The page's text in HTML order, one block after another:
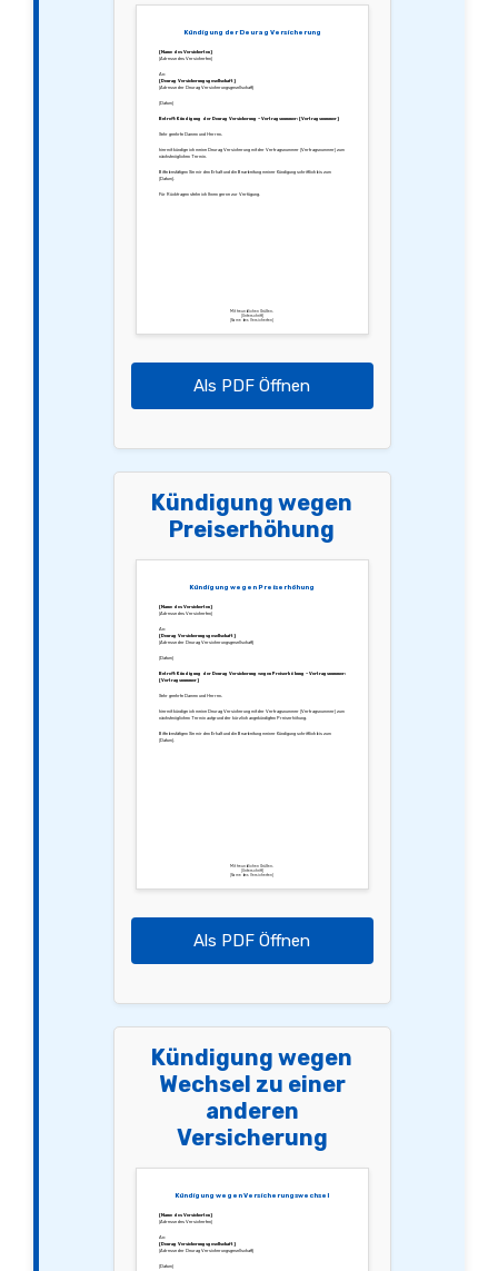
Kündigung der Deurag Versicherung
[Name des Versicherten]
[Adresse des Versicherten]
An:
[Deurag Versicherungsgesellschaft]
[Adresse der Deurag Versicherungsgesellschaft]
[Datum]
Betreff: Kündigung der Deurag Versicherung – Vertragsnummer: [Vertragsnummer]
Sehr geehrte Damen und Herren,
hiermit kündige ich meine Deurag Versicherung mit der Vertragsnummer [Vertragsnummer] zum
nächstmöglichen Termin.
Bitte bestätigen Sie mir den Erhalt und die Bearbeitung meiner Kündigung schriftlich bis zum
[Datum].
Für Rückfragen stehe ich Ihnen gerne zur Verfügung.
Mit freundlichen Grüßen,
[Unterschrift]
[Name des Versicherten]
Als PDF Öffnen
Kündigung wegen
Preiserhöhung
Kündigung wegen Preiserhöhung
[Name des Versicherten]
[Adresse des Versicherten]
An:
[Deurag Versicherungsgesellschaft]
[Adresse der Deurag Versicherungsgesellschaft]
[Datum]
Betreff: Kündigung der Deurag Versicherung wegen Preiserhöhung – Vertragsnummer:
[Vertragsnummer]
Sehr geehrte Damen und Herren,
hiermit kündige ich meine Deurag Versicherung mit der Vertragsnummer [Vertragsnummer] zum
nächstmöglichen Termin aufgrund der kürzlich angekündigten Preiserhöhung.
Bitte bestätigen Sie mir den Erhalt und die Bearbeitung meiner Kündigung schriftlich bis zum
[Datum].
Mit freundlichen Grüßen,
[Unterschrift]
[Name des Versicherten]
Als PDF Öffnen
Kündigung wegen
Wechsel zu einer
anderen
Versicherung
Kündigung wegen Versicherungswechsel
[Name des Versicherten]
[Adresse des Versicherten]
An:
[Deurag Versicherungsgesellschaft]
[Adresse der Deurag Versicherungsgesellschaft]
[Datum]